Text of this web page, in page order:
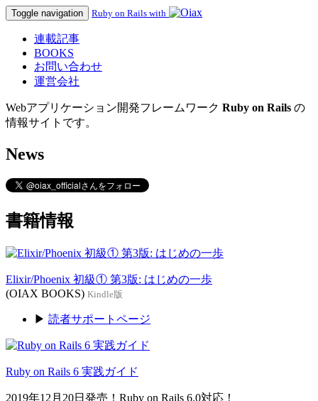
Toggle navigation Ruby on Rails with
連載記事
BOOKS
お問い合わせ
運営会社
Webアプリケーション開発フレームワーク Ruby on Rails の
情報サイトです。
News
書籍情報
Elixir/Phoenix 初級① 第3版: はじめの一歩
(OIAX BOOKS) Kindle版
▶ 読者サポートページ
Ruby on Rails 6 実践ガイド
2019年12月20日発売！Ruby on Rails 6.0対応！